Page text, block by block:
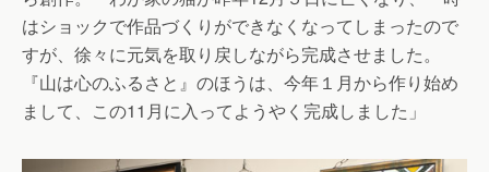
はショックで作品づくりができなくなってしまったので
すが、徐々に元気を取り戻しながら完成させました。
『山は心のふるさと』のほうは、今年１月から作り始め
まして、この11月に入ってようやく完成しました」